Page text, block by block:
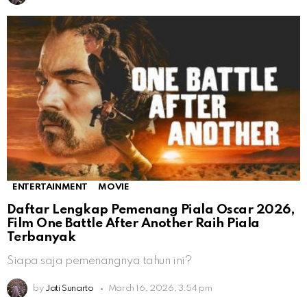
ENTERTAINMENT MOVIE
Daftar Lengkap Pemenang Piala Oscar 2026,
Film One Battle After Another Raih Piala
Terbanyak
Siapa saja pemenangnya tahun ini?
by Jati Sunarto March 16, 2026, 3:54 pm